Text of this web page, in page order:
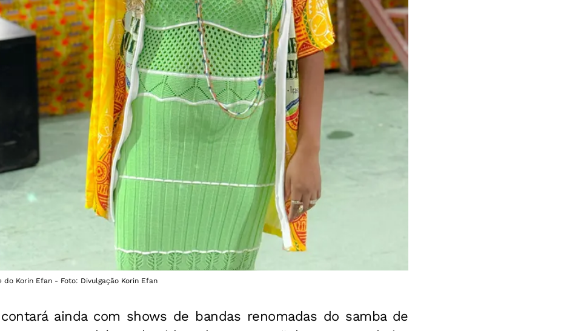
do Korin Efan - Foto: Divulgação Korin Efan
ainda com shows de bandas renomadas do samba de